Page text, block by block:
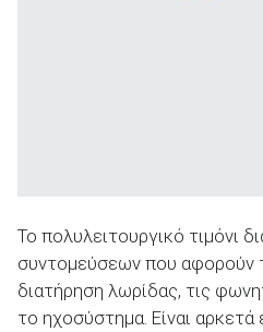
Το πολυλειτουργικό τιμόνι
συντομεύσεων που αφορούν
διατήρηση λωρίδας, τις
το ηχοσύστημα. Είναι